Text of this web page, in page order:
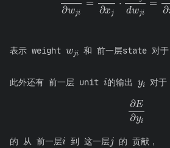
=∂E∂x j⋅dxjdwj i
4)
表示 weight 和 前一层state 对
此外还有 前一层 unit
i
的输出 对于
E∂y
的 从 前一层 到 这一层 的 贡献，